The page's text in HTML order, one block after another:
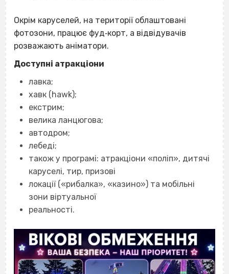
Окрім каруселей, на території облаштовані
фотозони, працює фуд‐корт, а відвідувачів
розважають аніматори.
Доступні атракціони
лавка;
хавк (hawk);
екстрим;
велика ланцюгова;
автодром;
лебеді;
також у програмі: атракціони «поліп», дитячі
каруселі, тир, призові
локації («рибалка», «казино») та мобільні
зони віртуальної
реальності.